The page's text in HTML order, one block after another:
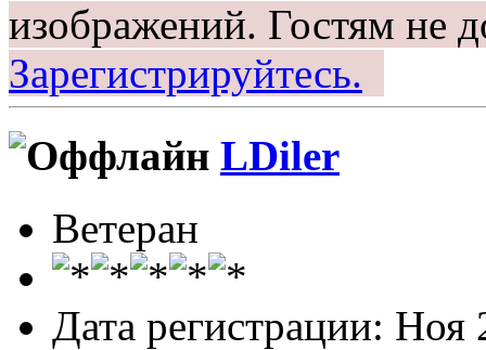
изображений. Гостям не
Зарегистрируйтесь.
LDiler
Ветеран
Дата регистрации: Ноя